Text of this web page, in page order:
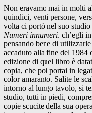
Non eravamo mai in molti
quindici, venti persone,
volta ci portò nel suo
Numeri innumeri, ch’egli
pensando bene di
accaduto alla fine del 1984
edizione di quel libro è
copia, che poi portai in
color amaranto. Salite le
intorno al lungo tavolo, si
studio, tutti in piedi,
copie scucite della sua